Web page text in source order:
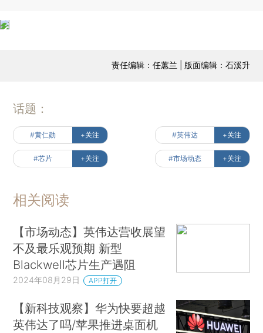
责任编辑：任蕙兰 | 版面编辑：石溪升
话题：
#黄仁勋 +关注 #英伟达 +关注
#芯片 +关注 #市场动态 +关注
相关阅读
【市场动态】英伟达营收展望
不及最乐观预期 新型
Blackwell芯片生产遇阻
2024年08月29日 APP打开
【新科技观察】华为快要超越
英伟达了吗/苹果推进桌面机